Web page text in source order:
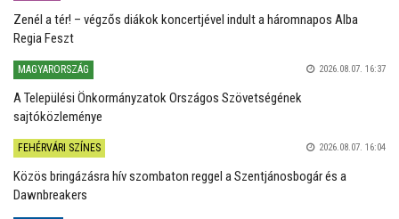
Zenél a tér! – végzős diákok koncertjével indult a háromnapos Alba
Regia Feszt
MAGYARORSZÁG 2026.08.07. 16:37
A Települési Önkormányzatok Országos Szövetségének
sajtóközleménye
FEHÉRVÁRI SZÍNES 2026.08.07. 16:04
Közös bringázásra hív szombaton reggel a Szentjánosbogár és a
Dawnbreakers